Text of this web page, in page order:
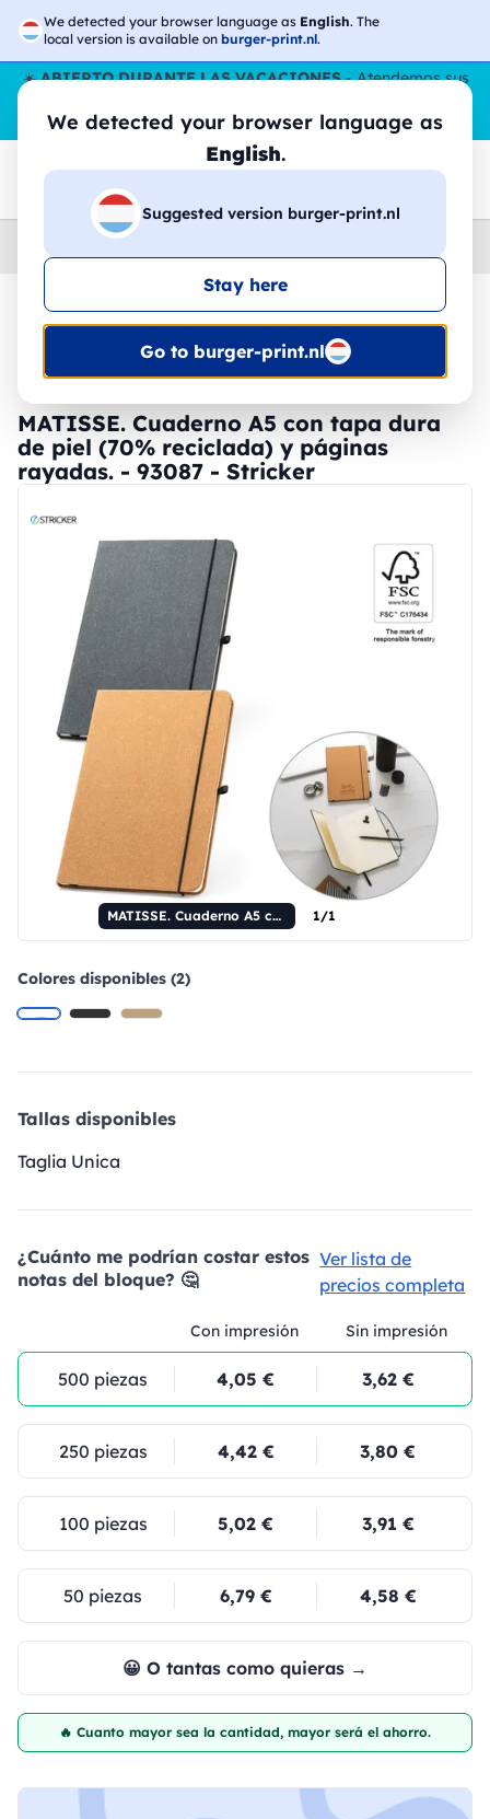
We detected your browser language as English. The
local version is available on burger-print.nl.
We detected your browser language as
English.
Suggested version burger-print.nl
Stay here
Go to burger-print.nl
☀️ABIERTO DURANTE LAS VACACIONES- Atendemos sus
pedidos durante todo el verano, incluso en agosto.
Sin parar
😎🌴
Home
🔥 -30% de impresión DTF
MATISSE. Cuaderno A5 con tapa dura
de piel (70% reciclada) y páginas
rayadas. - 93087 - Stricker
MATISSE. Cuaderno A5 con tapa dura de piel (70% reciclada) y páginas rayadas. 1/1
Colores disponibles (2)
Tallas disponibles
Taglia Unica
¿Cuánto me podrían costar estos
notas del bloque? 🤔
Ver lista de
precios completa
Con impresión Sin impresión
500 piezas 4,05 € 3,62 €
250 piezas 4,42 € 3,80 €
100 piezas 5,02 € 3,91 €
50 piezas 6,79 € 4,58 €
😀 O tantas como quieras →
🔥 Cuanto mayor sea la cantidad, mayor será el ahorro.